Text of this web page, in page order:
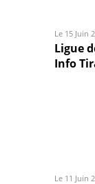
Le 15 Juin
Ligue
Info
Le 11 Juin